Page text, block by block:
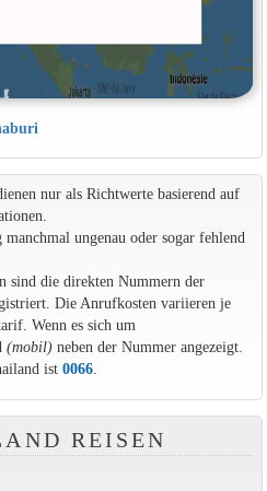
nur als Richtwerte basierend auf
ungenau oder sogar fehlend
sind die direkten Nummern der
Die Anrufkosten variieren je
Wenn es sich um
(mobil)neben der Nummer angezeigt.
ist 0066.
REISEN